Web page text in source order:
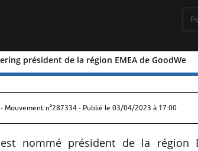
président de la région EMEA de GoodWe
président de la région
- Mouvement n°287334 - Publié le 03/04/2023 à 17:00
nommé président de la région